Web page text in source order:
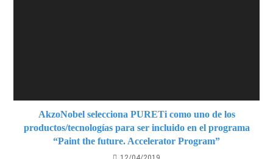
AkzoNobel selecciona PURETi como uno de los
productos/tecnologías para ser incluido en el programa
“Paint the future. Accelerator Program”